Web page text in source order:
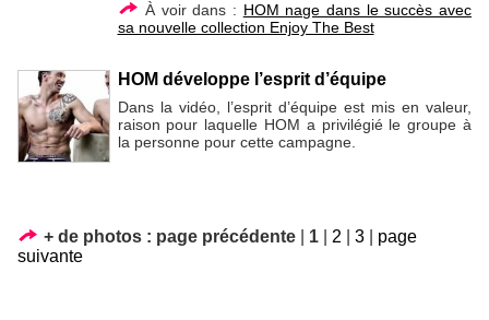
À voir dans : HOM nage dans le succès avec
sa nouvelle collection Enjoy The Best
HOM développe l’esprit d’équipe
Dans la vidéo, l’esprit d’équipe est mis en valeur,
raison pour laquelle HOM a privilégié le groupe à
la personne pour cette campagne.
+ de photos : page précédente 1 2 3
page
suivante